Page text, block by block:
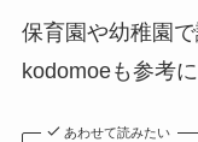
保育園や幼稚園
kodomoeも参考
あわせて読みたい